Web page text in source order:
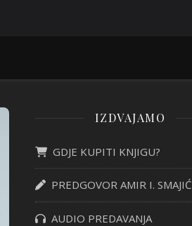
IZDVAJAMO
GDJE KUPITI KNJIGU?
PREDGOVOR AMIR I. SMAJIĆ
AUDIO PREDAVANJA